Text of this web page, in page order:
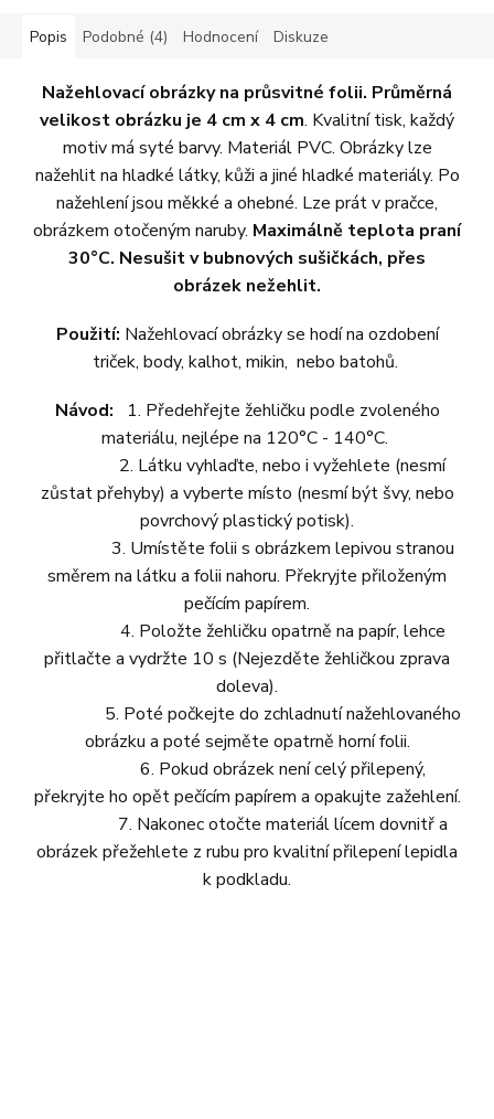
Popis Podobné (4) Hodnocení Diskuze
Nažehlovací obrázky na průsvitné folii. Průměrná
velikost obrázku je 4 cm x 4 cm. Kvalitní tisk, každý
motiv má syté barvy. Materiál PVC. Obrázky lze
nažehlit na hladké látky, kůži a jiné hladké materiály. Po
nažehlení jsou měkké a ohebné. Lze prát v pračce,
obrázkem otočeným naruby. Maximálně teplota praní
30°C. Nesušit v bubnových sušičkách, přes
obrázek nežehlit.
Použití: Nažehlovací obrázky se hodí na ozdobení
triček, body, kalhot, mikin, nebo batohů.
Návod:
1. Předehřejte žehličku podle zvoleného
materiálu, nejlépe na 120°C - 140°C.
2. Látku vyhlaďte, nebo i vyžehlete (nesmí
zůstat přehyby) a vyberte místo (nesmí být švy, nebo
povrchový plastický potisk).
3. Umístěte folii s obrázkem lepivou stranou
směrem na látku a folii nahoru. Překryjte přiloženým
pečícím papírem.
4. Položte žehličku opatrně na papír, lehce
přitlačte a vydržte 10 s (Nejezděte žehličkou zprava
doleva).
5. Poté počkejte do zchladnutí nažehlovaného
obrázku a poté sejměte opatrně horní folii.
6. Pokud obrázek není celý přilepený,
překryjte ho opět pečícím papírem a opakujte zažehlení.
7. Nakonec otočte materiál lícem dovnitř a
obrázek přežehlete z rubu pro kvalitní přilepení lepidla
k podkladu.